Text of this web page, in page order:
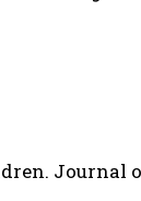
Journal